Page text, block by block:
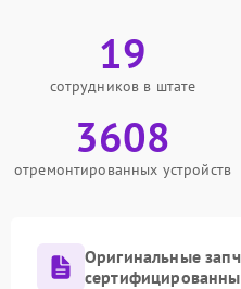
19
сотрудников в штате
3608
отремонтированных устройств
Оригинальные